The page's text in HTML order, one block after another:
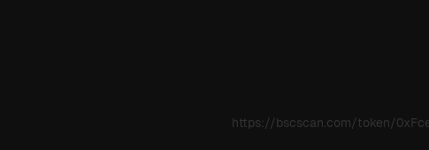
https://bscscan.com/token/